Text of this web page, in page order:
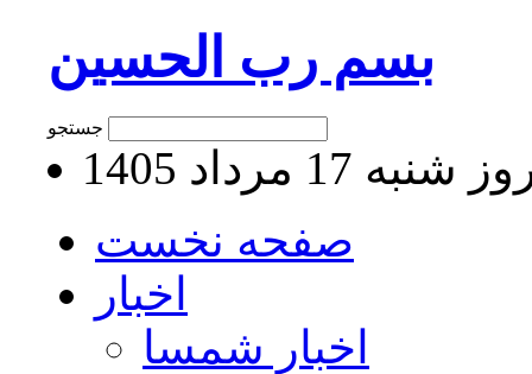
بسم رب الحسین
17 مرداد 1405
صفحه نخست
اخبار
اخبار شمسا